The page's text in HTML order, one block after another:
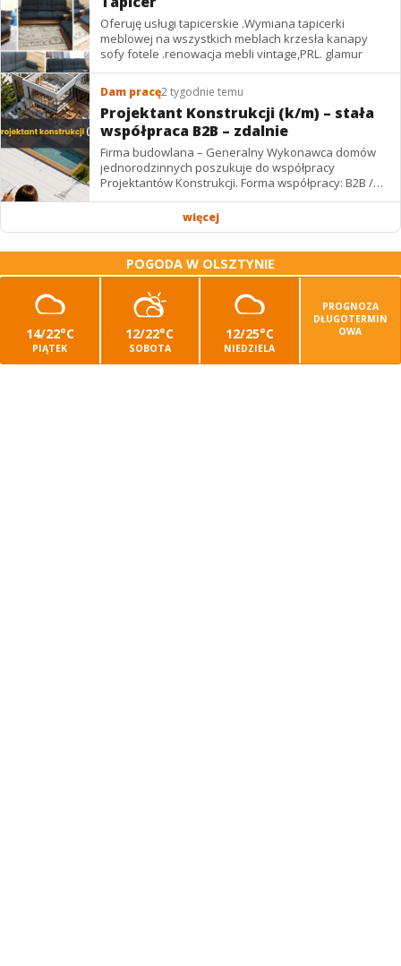
Oferuję usługi tapicerskie .Wymiana tapicerki
meblowej na wszystkich meblach krzesła kanapy
sofy fotele .renowacja mebli vintage,PRL. glamur
Dam pracę2 tygodnie temu
Projektant Konstrukcji (k/m) – stała
współpraca B2B – zdalnie
Firma budowlana – Generalny Wykonawca domów
jednorodzinnych poszukuje do współpracy
Projektantów Konstrukcji. Forma współpracy: B2B /
podwykonawstwo – zdalnie. Wynagrodzenie: ✔
więcej
POGODA W OLSZTYNIE
14/22°C
PIĄTEK
12/22°C
SOBOTA
12/25°C
NIEDZIELA
PROGNOZA
DŁUGOTERMIN
OWA